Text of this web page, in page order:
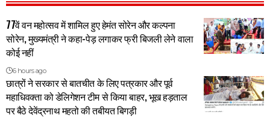
77वें वन महोत्सव में शामिल हुए हेमंत सोरेन और कल्पना
सोरेन, मुख्यमंत्री ने कहा-पेड़ लगाकर फ्री बिजली लेने वाला
कोई नहीं
6 hours ago
छात्रों ने सरकार से बातचीत के लिए पत्रकार और पूर्व
महाधिवक्ता को डेलिगेशन टीम से किया बाहर, भूख हड़ताल
पर बैठे देवेंद्रनाथ महतो की तबीयत बिगड़ी